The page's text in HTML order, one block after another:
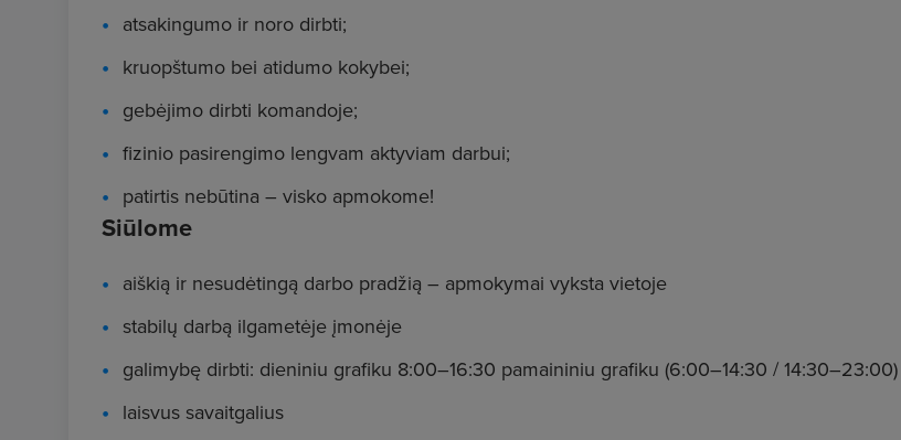
Siūlome
aiškią ir nesudėtingą darbo pradžią – apmokymai vyksta vietoje
stabilų darbą ilgametėje įmonėje
galimybę dirbti: dieniniu grafiku 8:00–16:30 pamaininiu grafiku (6:00–14:30 / 14:30–23:00)
laisvus savaitgalius
atsakingumo ir noro dirbti;
kruopštumo bei atidumo kokybei;
gebėjimo dirbti komandoje;
fizinio pasirengimo lengvam aktyviam darbui;
patirtis nebūtina – visko apmokome!